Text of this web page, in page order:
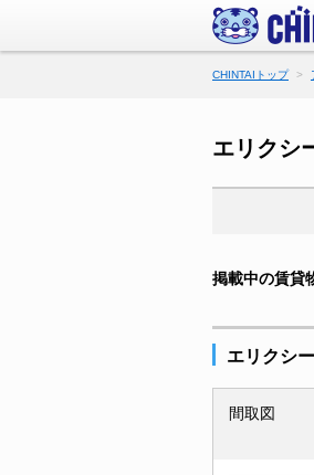
CHINTAIトップ
エリクシ
掲載中の賃貸
エリクシ
間取図